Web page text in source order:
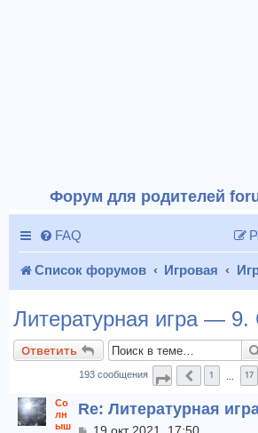
Форум для родителей
FAQ
Список форумов Игровая
Литературная игра — 9.
Ответить
193 сообщения Страница20 из
Пред.
1 17
Со
лн
ыш
Re: Литературная
С